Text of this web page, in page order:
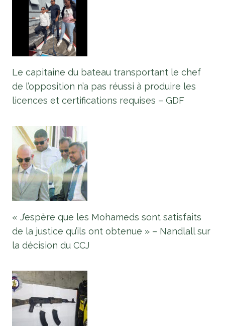
Le capitaine du bateau transportant le chef
de l’opposition n’a pas réussi à produire les
licences et certifications requises – GDF
« J’espère que les Mohameds sont satisfaits
de la justice qu’ils ont obtenue » – Nandlall sur
la décision du CCJ